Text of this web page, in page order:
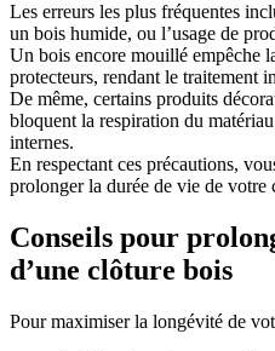
Les erreurs les plus fréquentes
un bois humide, ou l’usage de
Un bois encore mouillé empêche
protecteurs, rendant le traitement
De même, certains produits
bloquent la respiration du
internes.
En respectant ces précautions,
prolonger la durée de vie de votre
Conseils pour
d’une clôture bois
Pour maximiser la longévité de